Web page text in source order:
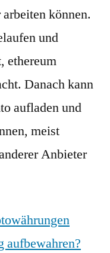
können.
und
ethereum
Danach kann
aufladen und
meist
Anbieter
aufbewahren?